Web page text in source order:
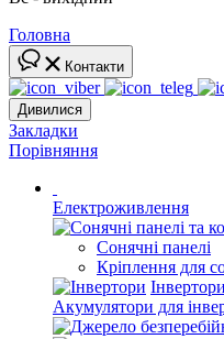
Головна
Контакти
Дивилися
Закладки
Порівняння
Електроживлення
Сонячні панелі
Кріплення для
Інвертори
Акумулятори для